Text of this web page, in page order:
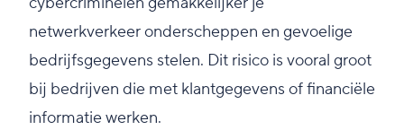
netwerkverkeer onderscheppen en gevoelige
bedrijfsgegevens stelen. Dit risico is vooral groot
bij bedrijven die met klantgegevens of financiële
informatie werken.